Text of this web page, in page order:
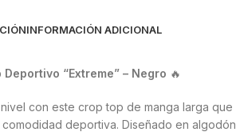
INFORMACIÓN ADICIONAL
Deportivo “Extreme” – Negro 🔥
con este crop top de manga larga que
deportiva. Diseñado en algodón